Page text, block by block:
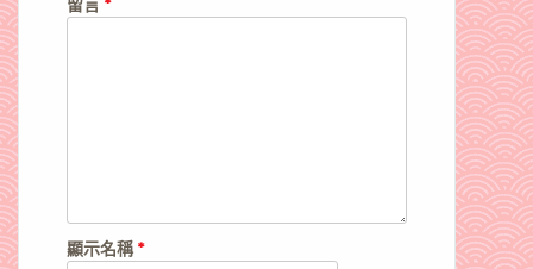
留言 *
顯示名稱*